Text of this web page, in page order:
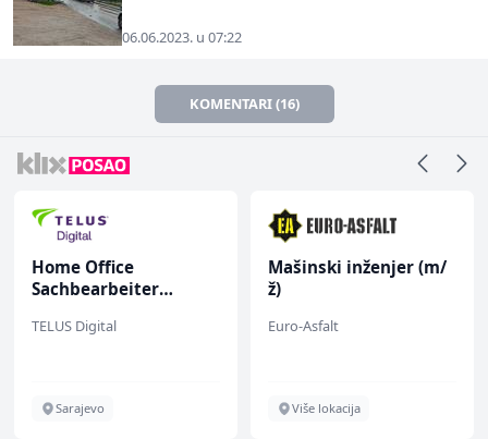
06.06.2023. u 07:22
KOMENTARI (16)
Home Office
Sachbearbeiter
bekannten deutschen
TELUS Digital
Sarajevo
Mašinski inženjer (m/
ž)
Euro-Asfalt
Više lokacija